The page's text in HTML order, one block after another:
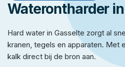
Waterontharder
Hard water in Gasselte zorgt al
kranen, tegels en apparaten. Met
kalk direct bij de bron aan.